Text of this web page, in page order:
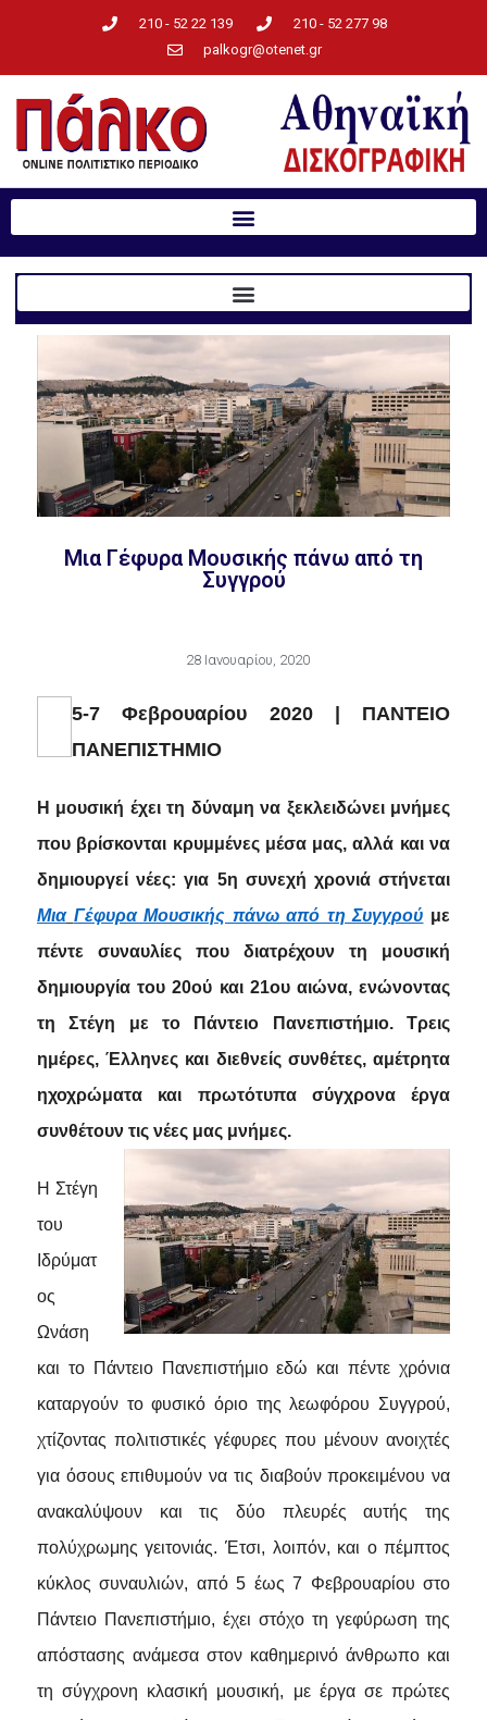
210 - 52 22 139
210 - 52 277 98
palkogr@otenet.gr
Μια Γέφυρα Μουσικής πάνω από τη
Συγγρού
28 Ιανουαρίου, 2020
5-7 Φεβρουαρίου 2020 | ΠΑΝΤΕΙΟ
ΠΑΝΕΠΙΣΤΗΜΙΟ
Η μουσική έχει τη δύναμη να ξεκλειδώνει μνήμες
που βρίσκονται κρυμμένες μέσα μας, αλλά και να
δημιουργεί νέες: για 5η συνεχή χρονιά στήνεται
Μια Γέφυρα Μουσικής πάνω από τη Συγγρού με
πέντε συναυλίες που διατρέχουν τη μουσική
δημιουργία του 20ού και 21ου αιώνα, ενώνοντας
τη Στέγη με το Πάντειο Πανεπιστήμιο. Τρεις
ημέρες, Έλληνες και διεθνείς συνθέτες, αμέτρητα
ηχοχρώματα και πρωτότυπα σύγχρονα έργα
συνθέτουν τις νέες μας μνήμες.
Η Στέγη
του
Ιδρύματ
ος
Ωνάση
και το Πάντειο Πανεπιστήμιο εδώ και πέντε χρόνια
καταργούν το φυσικό όριο της λεωφόρου Συγγρού,
χτίζοντας πολιτιστικές γέφυρες που μένουν ανοιχτές
για όσους επιθυμούν να τις διαβούν προκειμένου να
ανακαλύψουν και τις δύο πλευρές αυτής της
πολύχρωμης γειτονιάς. Έτσι, λοιπόν, και ο πέμπτος
κύκλος συναυλιών, από 5 έως 7 Φεβρουαρίου στο
Πάντειο Πανεπιστήμιο, έχει στόχο τη γεφύρωση της
απόστασης ανάμεσα στον καθημερινό άνθρωπο και
τη σύγχρονη κλασική μουσική, με έργα σε πρώτες